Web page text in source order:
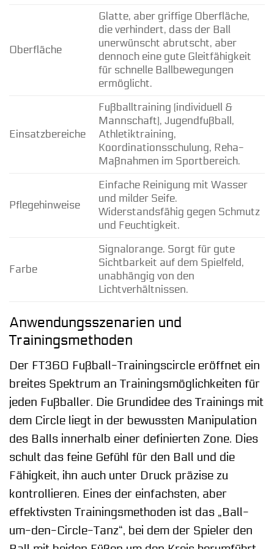
Oberfläche
Glatte, aber griffige Oberfläche,
die verhindert, dass der Ball
unerwünscht abrutscht, aber
dennoch eine gute Gleitfähigkeit
für schnelle Ballbewegungen
ermöglicht.
Einsatzbereiche
Fußballtraining (individuell &
Mannschaft), Jugendfußball,
Athletiktraining,
Koordinationsschulung, Reha-
Maßnahmen im Sportbereich.
Pflegehinweise
Einfache Reinigung mit Wasser
und milder Seife.
Widerstandsfähig gegen Schmutz
und Feuchtigkeit.
Farbe
Signalorange. Sorgt für gute
Sichtbarkeit auf dem Spielfeld,
unabhängig von den
Lichtverhältnissen.
Anwendungsszenarien und
Trainingsmethoden
Der FT360 Fußball-Trainingscircle eröffnet ein
breites Spektrum an Trainingsmöglichkeiten für
jeden Fußballer. Die Grundidee des Trainings mit
dem Circle liegt in der bewussten Manipulation
des Balls innerhalb einer definierten Zone. Dies
schult das feine Gefühl für den Ball und die
Fähigkeit, ihn auch unter Druck präzise zu
kontrollieren. Eines der einfachsten, aber
effektivsten Trainingsmethoden ist das „Ball-
um-den-Circle-Tanz“, bei dem der Spieler den